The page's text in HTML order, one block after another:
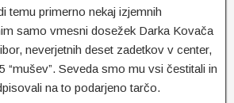
temu primerno nekaj izjemnih
samo vmesni dosežek Darka Kovača
neverjetnih deset zadetkov v center,
“mušev”. Seveda smo mu vsi čestitali in
na to podarjeno tarčo.